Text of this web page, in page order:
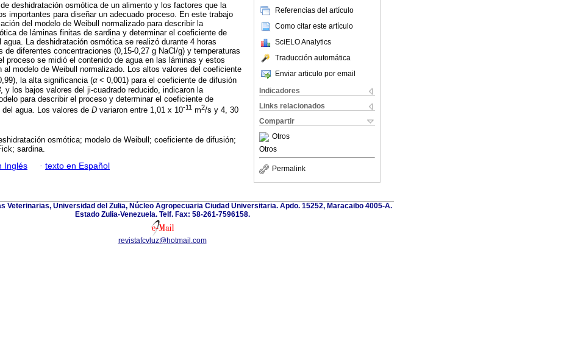
Referencias del artículo
Como citar este artículo
SciELO Analytics
Traducción automática
Enviar articulo por email
Indicadores
Links relacionados
Compartir
Otros
Otros
Permalink
deshidratación osmótica de un alimento y los factores que la
importantes para diseñar un adecuado proceso. En este trabajo
del modelo de Weibull normalizado para describir la
de láminas finitas de sardina y determinar el coeficiente de
La deshidratación osmótica se realizó durante 4 horas
de diferentes concentraciones (0,15-0,27 g NaCl/g) y temperaturas
proceso se midió el contenido de agua en las láminas y estos
al modelo de Weibull normalizado. Los altos valores del coeficiente
la alta significancia (α< 0,001) para el coeficiente de difusión
, y los bajos valores del ji-cuadrado reducido, indicaron la
para describir el proceso y determinar el coeficiente de
del agua. Los valores de D variaron entre 1,01 x 10-11 m2/s y 4, 30
osmótica; modelo de Weibull; coeficiente de difusión;
sardina.
Inglés · texto en Español
Veterinarias, Universidad del Zulia, Núcleo Agropecuaria Ciudad Universitaria. Apdo. 15252, Maracaibo 4005-A.
Estado Zulia-Venezuela. Telf. Fax: 58-261-7596158.
revistafcvluz@hotmail.com